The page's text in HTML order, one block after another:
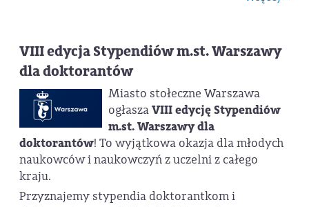
VIII edycja Stypendiów m.st. Warszawy
dla doktorantów
Miasto stołeczne Warszawa
ogłaszaVIII edycję Stypendiów
m.st. Warszawy dla
doktorantów! To wyjątkowa okazja dla młodych
naukowców i naukowczyń z uczelni z całego
kraju.
Przyznajemy stypendia doktorantkom i